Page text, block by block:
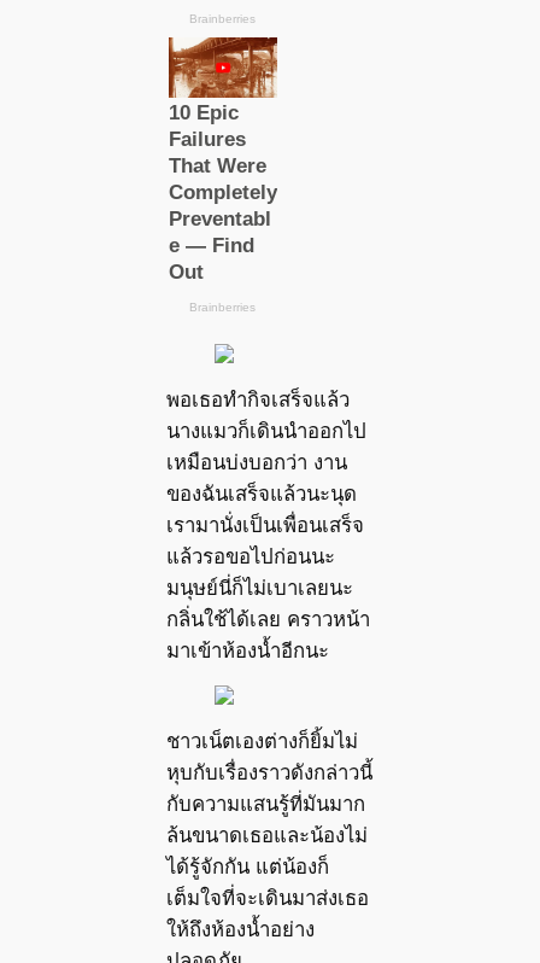
พอเธอทำกิจเสร็จแล้ว
นางแมวก็เดินนำออกไป
เหมือนบ่งบอกว่า งาน
ของฉันเสร็จแล้วนะนุด
เรามานั่งเป็นเพื่อนเสร็จ
แล้วรอขอไปก่อนนะ
มนุษย์นี่ก็ไม่เบาเลยนะ
กลิ่นใช้ได้เลย คราวหน้า
มาเข้าห้องน้ำอีกนะ
ชาวเน็ตเองต่างก็ยิ้มไม่
หุบกับเรื่องราวดังกล่าวนี้
กับความแสนรู้ที่มันมาก
ล้นขนาดเธอและน้องไม่
ได้รู้จักกัน แต่น้องก็
เต็มใจที่จะเดินมาส่งเธอ
ให้ถึงห้องน้ำอย่าง